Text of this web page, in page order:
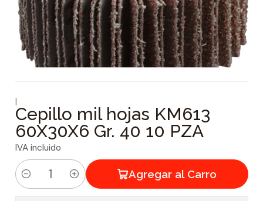
|
Cepillo mil hojas KM613
60X30X6 Gr. 40 10 PZA
IVA incluido
C
Agregar al Carro